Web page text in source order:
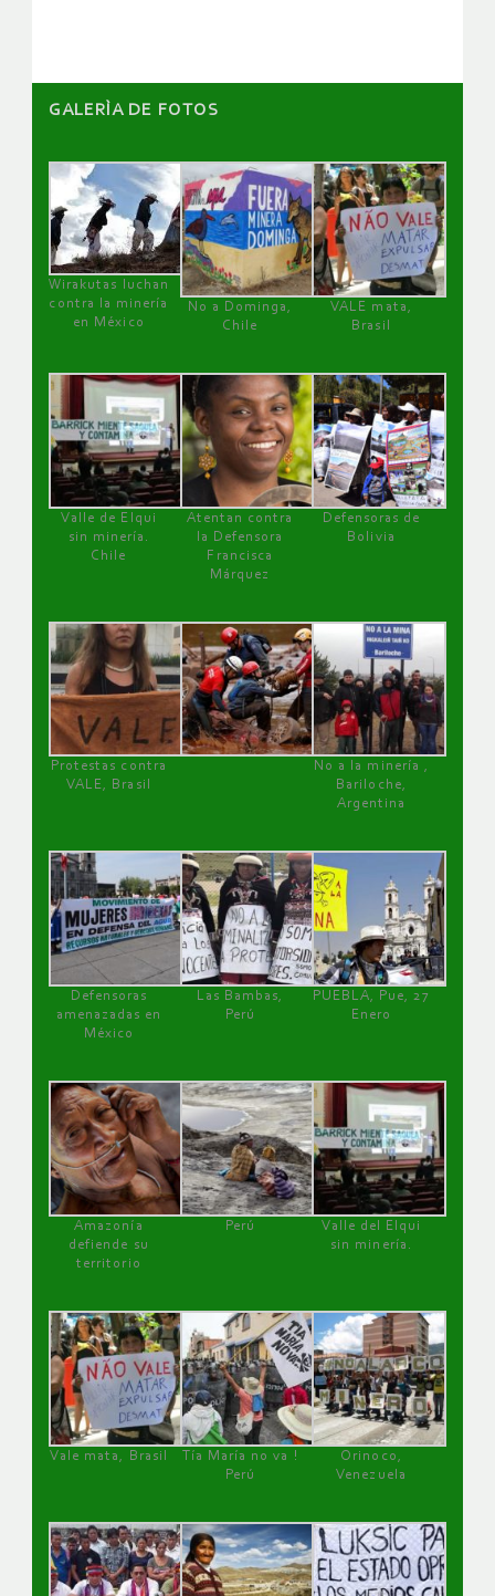
GALERÌA DE FOTOS
Wirakutas luchan
contra la minería
en México
No a Dominga,
Chile
VALE mata,
Brasil
Valle de Elqui
sin minería.
Chile
Atentan contra
la Defensora
Francisca
Márquez
Defensoras de
Bolivia
Protestas contra
VALE, Brasil
No a la minería ,
Bariloche,
Argentina
Defensoras
amenazadas en
México
Las Bambas,
Perú
PUEBLA, Pue, 27
Enero
Amazonía
defiende su
territorio
Perú
Valle del Elqui
sin minería.
Vale mata, Brasil
Tía María no va !
Perú
Orinoco,
Venezuela